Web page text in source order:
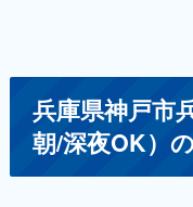
兵庫県神戸市
朝/深夜OK）